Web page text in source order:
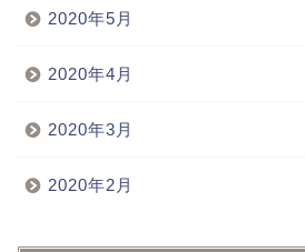
2020年5月
2020年4月
2020年3月
2020年2月